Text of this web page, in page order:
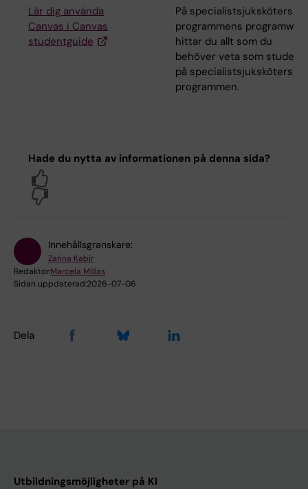
Lär dig använda
Canvas i Canvas
studentguide
På
programmens
hittar du allt som du
behöver veta som student
på
programmen.
Hade du nytta av informationen på denna sida?
Innehållsgranskare:
Zarina Kabir
Redaktör:Marcela Millas
Sidan uppdaterad:2026-07-06
Dela
Utbildningsmöjligheter på KI